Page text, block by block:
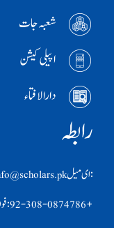
شعبہ جات
اپیلی کیشن
دارالافتاء
رابطہ
:ای ميل info@scholars.pk
+92-308-0874786 :فون